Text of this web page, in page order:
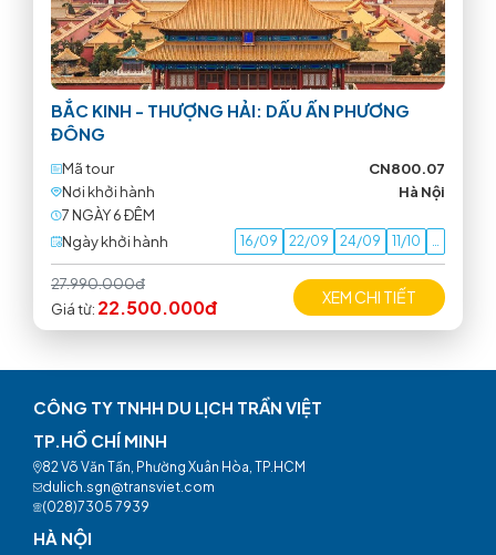
BẮC KINH - THƯỢNG HẢI: DẤU ẤN PHƯƠNG
ĐÔNG
Mã tour
CN800.07
Nơi khởi hành
Hà Nội
7 NGÀY 6 ÐÊM
Ngày khởi hành
16/09 22/09 24/09 11/10 …
27.990.000đ
Giá từ: 22.500.000đ XEM CHI TIẾT
CÔNG TY TNHH DU LỊCH TRẦN VIỆT
TP.HỒ CHÍ MINH
82 Võ Văn Tần, Phường Xuân Hòa, TP.HCM
dulich.sgn@transviet.com
(028)7305 7939
HÀ NỘI